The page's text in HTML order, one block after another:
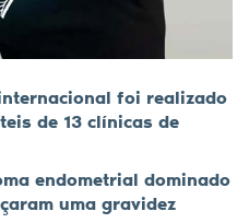
foi realizado
de 13 clínicas de
endometrial dominado
uma gravidez